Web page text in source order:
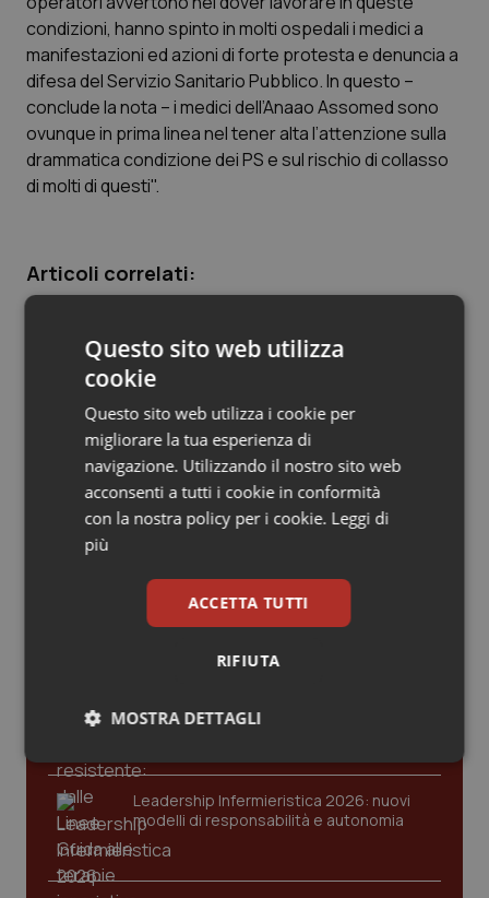
Provincia Autonoma di Bolzano
Provincia Autonoma di Trento
Puglia
Sardegna
Toscana
Umbria
Valle D’Aosta
Veneto
Infezioni & Febbre
Ipertensione & Scompenso
Malattie rare
Malattia di Crohn & Rettocolite Ulcerosa
Obesità
Oftalmologia
Oncodermatologia
Oncoematologia
Oncologia & Nutrizione
Psoriasi & pelle
Quotidiano Pediatria
Rene & patologie urogenitali
condizioni, hanno spinto in molti ospedali i medici a
manifestazioni ed azioni di forte protesta e denuncia a
difesa del Servizio Sanitario Pubblico. In questo –
conclude la nota – i medici dell’Anaao Assomed sono
ovunque in prima linea nel tener alta l’attenzione sulla
drammatica condizione dei PS e sul rischio di collasso
di molti di questi".
Articoli correlati:
posti letto. Pronto Soccorso al collasso
14 Febbraio 2012
© Riproduzione riservata
Ultime analisi e review da QS Pro
Gold
Cloud sanitario: infrastrutture,
compliance, GDPR e Risk management
dalle Linee Guida alle terapie innovative
Leadership Infermieristica 2026: nuovi
modelli di responsabilità e autonomia
Questo sito web utilizza
cookie
Questo sito web utilizza i cookie per
migliorare la tua esperienza di
navigazione. Utilizzando il nostro sito web
acconsenti a tutti i cookie in conformità
con la nostra policy per i cookie. Leggi di
più
ACCETTA TUTTI
RIFIUTA
MOSTRA DETTAGLI
Necessari Statistici Marketing